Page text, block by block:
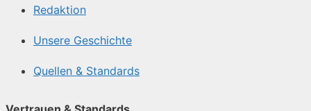
Redaktion
Unsere Geschichte
Quellen & Standards